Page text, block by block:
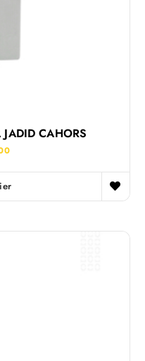
CAHORS